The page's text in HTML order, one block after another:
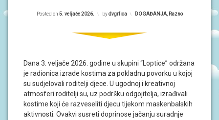
Posted on 5. veljače 2026. bydvgrlica Kategorije:
DOGAĐANJA, Razno
Dana 3. veljače 2026. godine u skupini “Loptice” održana
je radionica izrade kostima za pokladnu povorku u kojoj
su sudjelovali roditelji djece. U ugodnoj i kreativnoj
atmosferi roditelji su, uz podršku odgojitelja, izrađivali
kostime koji će razveseliti djecu tijekom maskenbalskih
aktivnosti. Ovakvi susreti doprinose jačanju suradnje